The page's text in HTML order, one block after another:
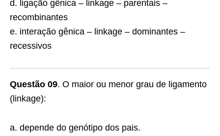
d. ligação gênica – linkage – parentais –
recombinantes
e. interação gênica – linkage – dominan­tes –
recessivos
Questão 09. O maior ou menor grau de ligamento
(linkage):
a. depende do genótipo dos pais.